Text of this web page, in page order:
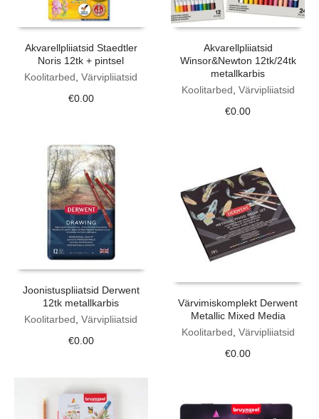
Akvarellpliiatsid Staedtler
Noris 12tk + pintsel
Koolitarbed ,Värvipliiatsid
€0.00
Akvarellpliiatsid
Winsor&Newton 12tk/24tk
metallkarbis
Koolitarbed Värvipliiatsid
€0.00
Joonistuspliiatsid Derwent
12tk metallkarbis
Koolitarbed ,Värvipliiatsid
€0.00
Värvimiskomplekt Derwent
Metallic Mixed Media
Koolitarbed Värvipliiatsid
€0.00